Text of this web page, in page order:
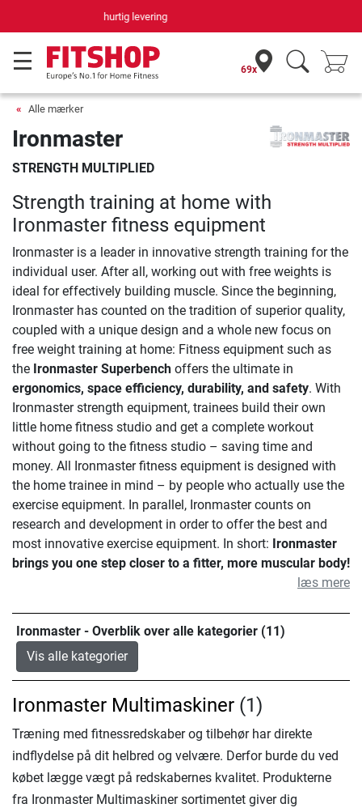
Din hjemmefitnessekspert gennem 42 år
69x
Alle mærker
Ironmaster
STRENGTH MULTIPLIED
Strength training at home with
Ironmaster fitness equipment
Ironmaster is a leader in innovative strength training for the
individual user. After all, working out with free weights is
ideal for effectively building muscle. Since the beginning,
Ironmaster has counted on the tradition of superior quality,
coupled with a unique design and a whole new focus on
free weight training at home: Fitness equipment such as
the Ironmaster Superbench offers the ultimate in
ergonomics, space efficiency, durability, and safety. With
Ironmaster strength equipment, trainees build their own
little home fitness studio and get a complete workout
without going to the fitness studio – saving time and
money. All Ironmaster fitness equipment is designed with
the home trainee in mind – by people who actually use the
exercise equipment. In parallel, Ironmaster counts on
research and development in order to offer the best and
most innovative exercise equipment. In short: Ironmaster
brings you one step closer to a fitter, more muscular body!
læs mere
Ironmaster - Overblik over alle kategorier (11)
Vis alle kategorier
Ironmaster Multimaskiner (1)
Træning med fitnessredskaber og tilbehør har direkte
indflydelse på dit helbred og velvære. Derfor burde du ved
købet lægge vægt på redskabernes kvalitet. Produkterne
fra Ironmaster Multimaskiner sortimentet giver dig